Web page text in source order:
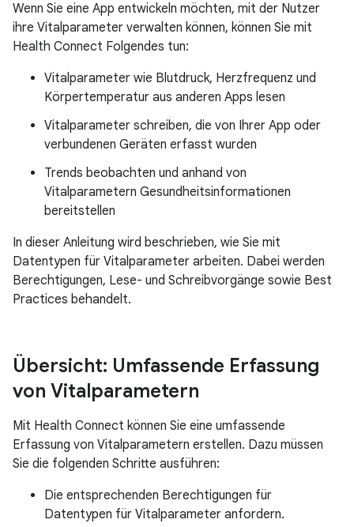
Wenn Sie eine App entwickeln möchten, mit der Nutzer
ihre Vitalparameter verwalten können, können Sie mit
Health Connect Folgendes tun:
Vitalparameter wie Blutdruck, Herzfrequenz und
Körpertemperatur aus anderen Apps lesen
Vitalparameter schreiben, die von Ihrer App oder
verbundenen Geräten erfasst wurden
Trends beobachten und anhand von
Vitalparametern Gesundheitsinformationen
bereitstellen
In dieser Anleitung wird beschrieben, wie Sie mit
Datentypen für Vitalparameter arbeiten. Dabei werden
Berechtigungen, Lese- und Schreibvorgänge sowie Best
Practices behandelt.
Übersicht: Umfassende Erfassung
von Vitalparametern
Mit Health Connect können Sie eine umfassende
Erfassung von Vitalparametern erstellen. Dazu müssen
Sie die folgenden Schritte ausführen:
Die entsprechenden Berechtigungen für
Datentypen für Vitalparameter anfordern.